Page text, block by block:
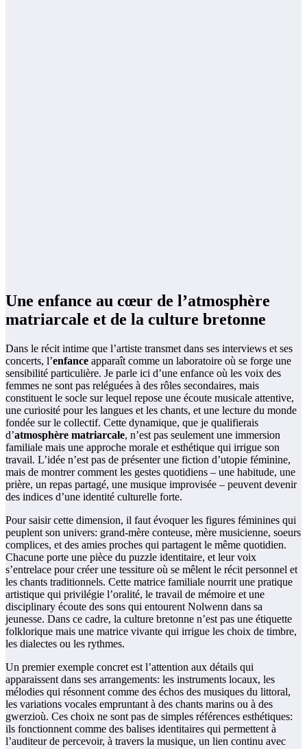
Une enfance au cœur de l’atmosphère
matriarcale et de la culture bretonne
Dans le récit intime que l’artiste transmet dans ses interviews et ses
concerts, l’enfance apparaît comme un laboratoire où se forge une
sensibilité particulière. Je parle ici d’une enfance où les voix des
femmes ne sont pas reléguées à des rôles secondaires, mais
constituent le socle sur lequel repose une écoute musicale attentive,
une curiosité pour les langues et les chants, et une lecture du monde
fondée sur le collectif. Cette dynamique, que je qualifierais
d’atmosphère matriarcale, n’est pas seulement une immersion
familiale mais une approche morale et esthétique qui irrigue son
travail. L’idée n’est pas de présenter une fiction d’utopie féminine,
mais de montrer comment les gestes quotidiens – une habitude, une
prière, un repas partagé, une musique improvisée – peuvent devenir
des indices d’une identité culturelle forte.
Pour saisir cette dimension, il faut évoquer les figures féminines qui
peuplent son univers: grand-mère conteuse, mère musicienne, soeurs
complices, et des amies proches qui partagent le même quotidien.
Chacune porte une pièce du puzzle identitaire, et leur voix
s’entrelace pour créer une tessiture où se mêlent le récit personnel et
les chants traditionnels. Cette matrice familiale nourrit une pratique
artistique qui privilégie l’oralité, le travail de mémoire et une
disciplinary écoute des sons qui entourent Nolwenn dans sa
jeunesse. Dans ce cadre, la culture bretonne n’est pas une étiquette
folklorique mais une matrice vivante qui irrigue les choix de timbre,
les dialectes ou les rythmes.
Un premier exemple concret est l’attention aux détails qui
apparaissent dans ses arrangements: les instruments locaux, les
mélodies qui résonnent comme des échos des musiques du littoral,
les variations vocales empruntant à des chants marins ou à des
gwerzioù. Ces choix ne sont pas de simples références esthétiques:
ils fonctionnent comme des balises identitaires qui permettent à
l’auditeur de percevoir, à travers la musique, un lien continu avec